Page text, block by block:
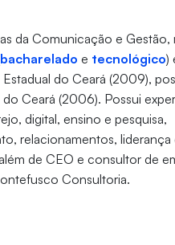
da Comunicação e Gestão,
bacharelado e tecnológico)
do Ceará (2009),
Ceará (2006). Possui
digital, ensino e pesquisa,
relacionamentos, liderança
de CEO e consultor de
Consultoria.